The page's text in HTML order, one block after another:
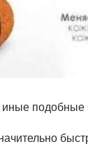
подобные